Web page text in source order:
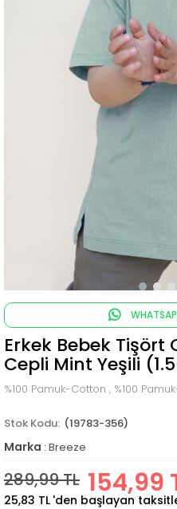
Erkek Bebek Tişört
Cepli Mint Yeşili
%100 Pamuk-Cotton , %100
(19783-356)
Marka : Breeze
289,99 TL 154,99
25,83 TL 'den başlayan